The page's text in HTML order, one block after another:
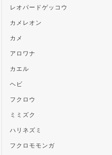
レオパードゲッコウ
カメレオン
カメ
アロワナ
カエル
ヘビ
フクロウ
ミミズク
ハリネズミ
フクロモモンガ